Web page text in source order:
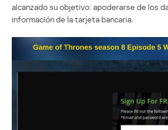
alcanzado su objetivo: apoderarse de los
información de la tarjeta bancaria.